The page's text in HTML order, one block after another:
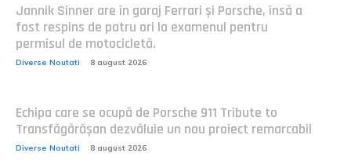
Jannik Sinner are în garaj Ferrari și Porsche, însă a
fost respins de patru ori la examenul pentru
permisul de motocicletă.
Diverse Noutati 8 august 2026
Echipa care se ocupă de Porsche 911 Tribute to
Transfăgărășan dezvăluie un nou proiect remarcabil
Diverse Noutati 8 august 2026